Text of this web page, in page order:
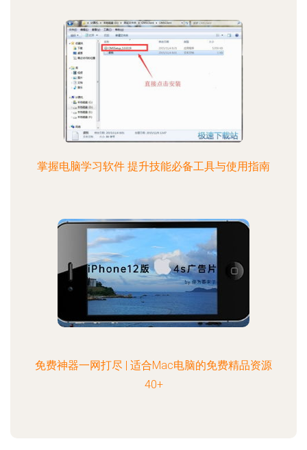
掌握电脑学习软件 提升技能必备工具与使用指南
免费神器一网打尽 | 适合Mac电脑的免费精品资源
40+